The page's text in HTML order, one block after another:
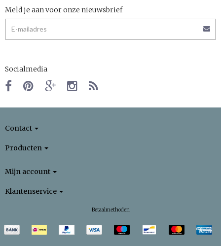
Meld je aan voor onze nieuwsbrief
Socialmedia
Contact
Producten
Mijn account
Klantenservice
Betaalmethoden